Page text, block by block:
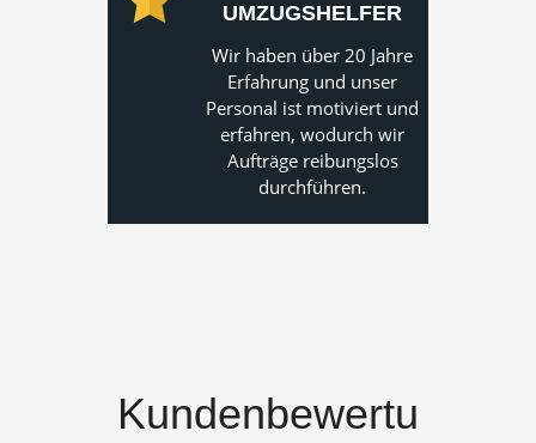
UMZUGSHELFER
Wir haben über 20 Jahre
Erfahrung und unser
Personal ist motiviert und
erfahren, wodurch wir
Aufträge reibungslos
durchführen.
Kundenbewertu